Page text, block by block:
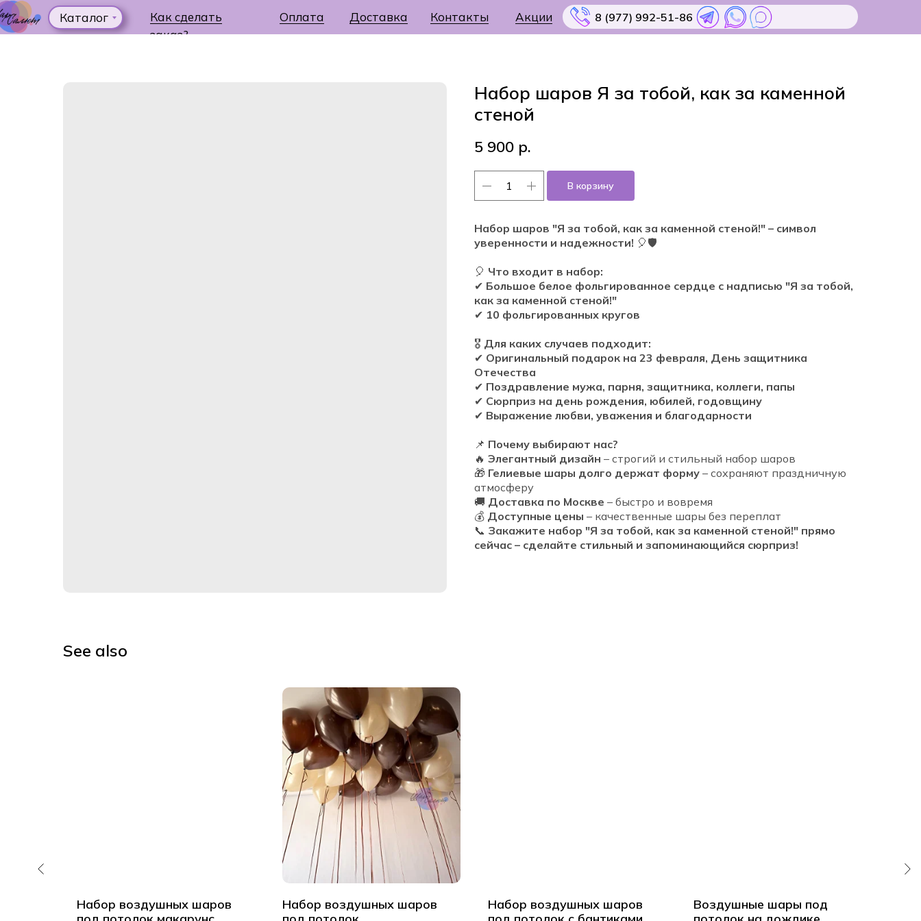
Доставка
Как сделать
заказ?
Оплата Акции
Контакты 8 (977) 992-51-86
Каталог
Набор шаров Я за тобой, как за каменной
стеной
5 900 р.
В корзину
Набор шаров "Я за тобой, как за каменной стеной!" – символ
уверенности и надежности! 🎈🛡
🎈 Что входит в набор:
✔ Большое белое фольгированное сердце с надписью "Я за тобой,
как за каменной стеной!"
✔ 10 фольгированных кругов
🎖 Для каких случаев подходит:
✔ Оригинальный подарок на 23 февраля, День защитника
Отечества
✔ Поздравление мужа, парня, защитника, коллеги, папы
✔ Сюрприз на день рождения, юбилей, годовщину
✔ Выражение любви, уважения и благодарности
📌 Почему выбирают нас?
🔥 Элегантный дизайн – строгий и стильный набор шаров
🎁 Гелиевые шары долго держат форму – сохраняют праздничную
атмосферу
🚚 Доставка по Москве – быстро и вовремя
💰 Доступные цены – качественные шары без переплат
📞 Закажите набор "Я за тобой, как за каменной стеной!" прямо
сейчас – сделайте стильный и запоминающийся сюрприз!
See also
Набор воздушных шаров
Набор воздушных шаров
Набор воздушных шаров
Воздушные шары под